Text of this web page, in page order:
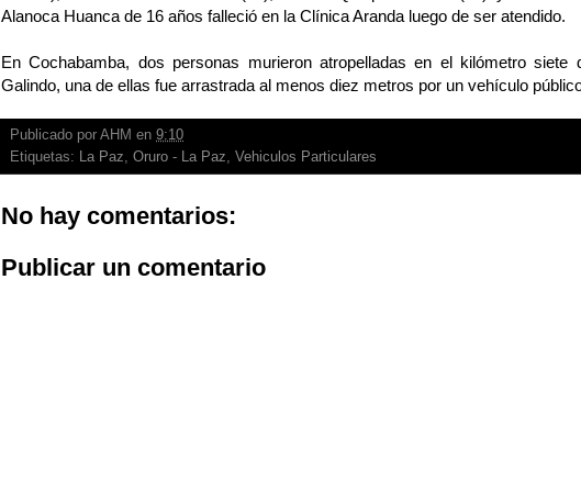
Alanoca Huanca de 16 años falleció en la Clínica Aranda luego de ser atendido.
En Cochabamba, dos personas murieron atropelladas en el kilómetro siete
Galindo, una de ellas fue arrastrada al menos diez metros por un vehículo
Publicado por AHM en 9:10
Etiquetas: La Paz, Oruro - La Paz, Vehiculos Particulares
No hay comentarios:
Publicar un comentario